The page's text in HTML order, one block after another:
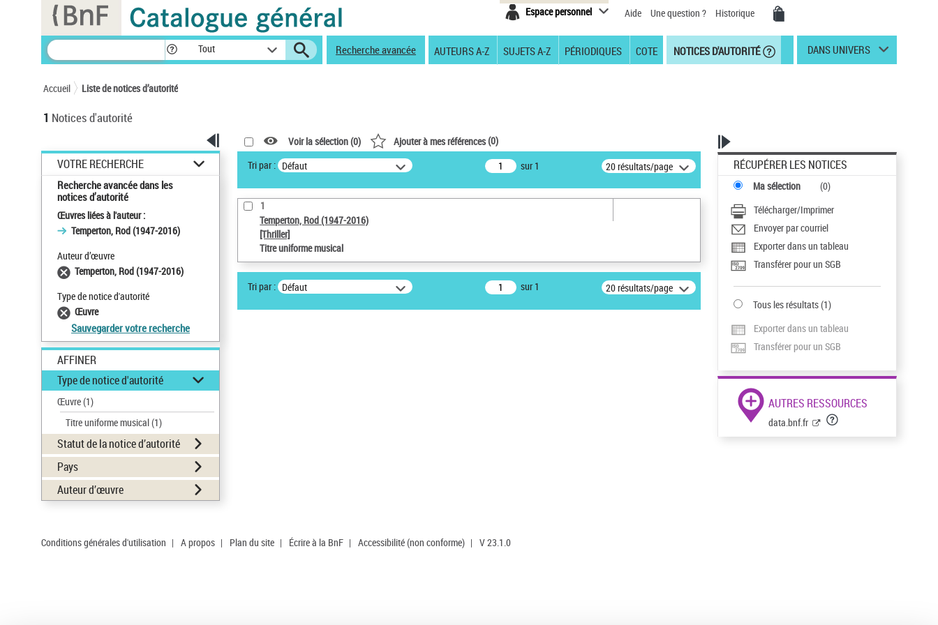
Espace personnel Aide Une question ? Historique
Tout Recherche avancée AUTEURS A-Z SUJETS A-Z PÉRIODIQUES COTE NOTICES D'AUTORITÉ DANS UNIVERS
Accueil Liste de notices d’autorité
1 Notices d'autorité
VOTRE RECHERCHE
Recherche avancée dans les
notices d’autorité
Œuvres liées à l'auteur :
Temperton, Rod (1947-2016)
Auteur d’œuvre
Temperton, Rod (1947-2016)
Type de notice d'autorité
Œuvre
Sauvegarder votre recherche
AFFINER
Type de notice d'autorité
Œuvre(1)
Titre uniforme musical(1)
Statut de la notice d’autorité
Pays
Auteur d’œuvre
Voir la sélection (0) Ajouter à mes références(0)
Tri par : Défaut sur 1 20 résultats/page
1
Temperton, Rod (1947-2016)
[Thriller]
Titre uniforme musical
Tri par : Défaut sur 1 20 résultats/page
RÉCUPÉRER LES NOTICES
Ma sélection (0)
Télécharger/Imprimer
Envoyer par courriel
Exporter dans un tableau
Transférer pour un SGB
Tous les résultats(1)
Exporter dans un tableau
Transférer pour un SGB
AUTRES RESSOURCES
data.bnf.fr
Conditions générales d'utilisation | A propos | Plan du site | Écrire à la BnF | Accessibilité (non conforme) | V 23.1.0
Panneau de gestion des cookies